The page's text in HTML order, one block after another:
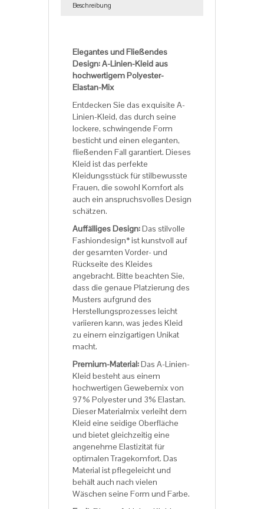
Beschreibung
Elegantes und Fließendes
Design: A-Linien-Kleid aus
hochwertigem Polyester-
Elastan-Mix
Entdecken Sie das exquisite A-
Linien-Kleid, das durch seine
lockere, schwingende Form
besticht und einen eleganten,
fließenden Fall garantiert. Dieses
Kleid ist das perfekte
Kleidungsstück für stilbewusste
Frauen, die sowohl Komfort als
auch ein anspruchsvolles Design
schätzen.
Auffälliges Design:Das stilvolle
Fashiondesign* ist kunstvoll auf
der gesamten Vorder- und
Rückseite des Kleides
angebracht. Bitte beachten Sie,
dass die genaue Platzierung des
Musters aufgrund des
Herstellungsprozesses leicht
variieren kann, was jedes Kleid
zu einem einzigartigen Unikat
macht.
Premium-Material:Das A-Linien-
Kleid besteht aus einem
hochwertigen Gewebemix von
97% Polyester und 3% Elastan.
Dieser Materialmix verleiht dem
Kleid eine seidige Oberfläche
und bietet gleichzeitig eine
angenehme Elastizität für
optimalen Tragekomfort. Das
Material ist pflegeleicht und
behält auch nach vielen
Wäschen seine Form und Farbe.